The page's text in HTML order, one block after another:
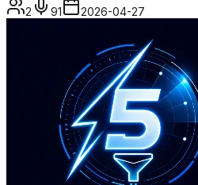
2 91 2026-04-27